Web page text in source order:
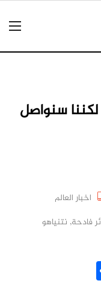
سنواصل
اخبار العالم
فادحة, نتنياهو